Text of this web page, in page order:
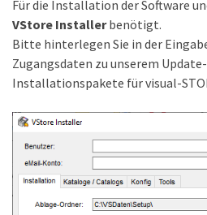
Für die Installation der Software
VStore Installerbenötigt.
Bitte hinterlegen Sie in der
Zugangsdaten zu unserem
Installationspakete für visual-